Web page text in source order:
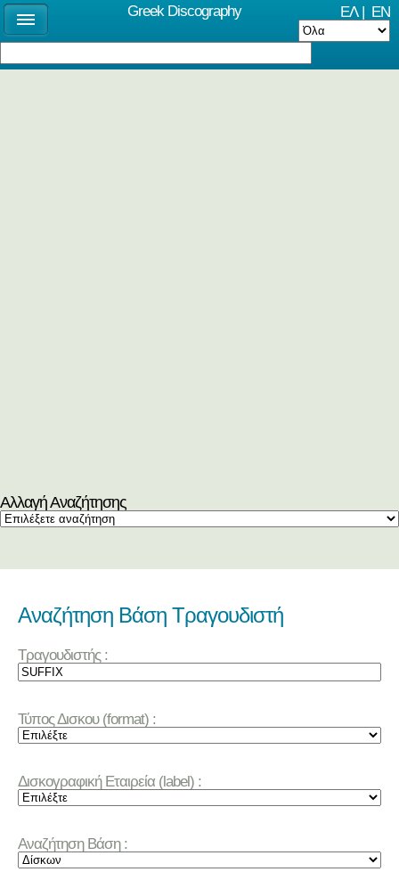
ΕΛ| EN
Αλλαγή Αναζήτησης
Αναζήτηση Βάση Τραγουδιστή
Τραγουδιστής :
Τύπος Δισκου (format) :
Δισκογραφική Εταιρεία (label) :
Αναζήτηση Βάση :
Greek Discography